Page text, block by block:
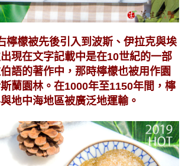
檸檬被先後引入到波斯、伊拉克與埃
現在文字記載中是在10世紀的一部
語的著作中，那時檸檬也被用作園
蘭園林。在1000年至1150年間，檸
地中海地區被廣泛地運輸。